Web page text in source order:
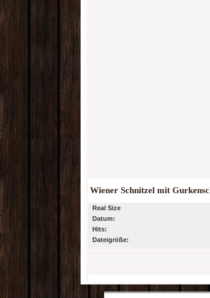
Wiener Schnitzel mit
Real Size
Datum:
Hits:
Dateigröße: